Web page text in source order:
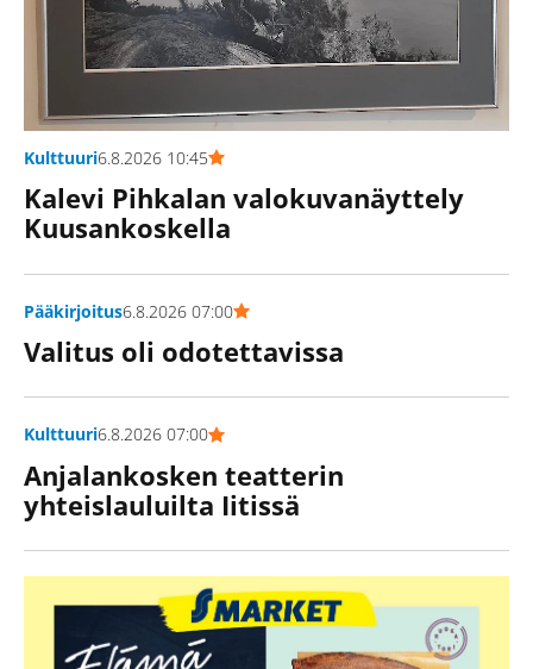
Kulttuuri6.8.2026 10:45
Kalevi Pihkalan valokuvanäyttely
Kuusankoskella
Pääkirjoitus6.8.2026 07:00
Valitus oli odotettavissa
Kulttuuri6.8.2026 07:00
Anjalankosken teatterin
yhteislauluilta Iitissä